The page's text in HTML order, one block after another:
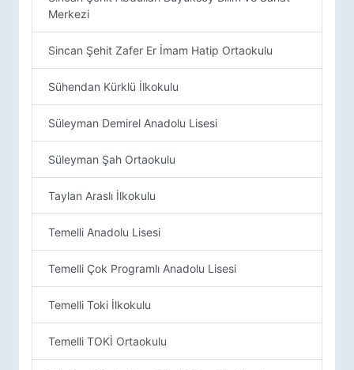
Merkezi
Sincan Şehit Zafer Er İmam Hatip Ortaokulu
Sühendan Kürklü İlkokulu
Süleyman Demirel Anadolu Lisesi
Süleyman Şah Ortaokulu
Taylan Araslı İlkokulu
Temelli Anadolu Lisesi
Temelli Çok Programlı Anadolu Lisesi
Temelli Toki İlkokulu
Temelli TOKİ Ortaokulu